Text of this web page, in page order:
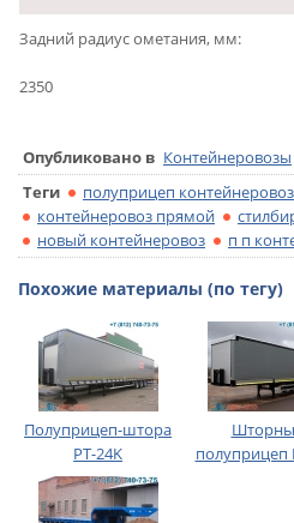
Задний радиус ометания, мм:
2350
Опубликовано в Контейнеровозы
Теги
полуприцеп контейнеровоз
контейнеровоз прямой
новый контейнеровоз
п п
Похожие материалы (по тегу)
Полуприцеп-штора
PT-24K
полуприцеп